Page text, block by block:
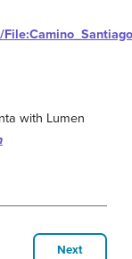
with Lumen
Next